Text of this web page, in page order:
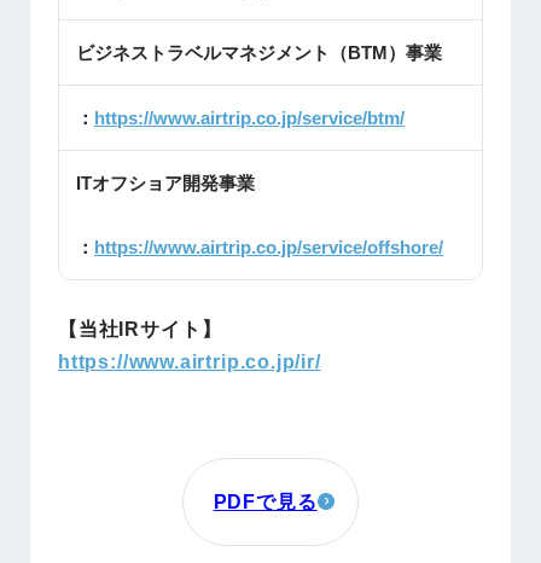
ビジネストラベルマネジメント（BTM）事業
： https://www.airtrip.co.jp/service/btm/
ITオフショア開発事業
： https://www.airtrip.co.jp/service/offshore/
【当社IRサイト】
https://www.airtrip.co.jp/ir/
PDFで見る